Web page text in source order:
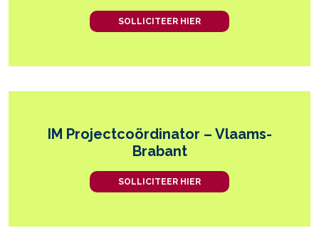
SOLLICITEER HIER
IM Projectcoördinator – Vlaams-
Brabant
SOLLICITEER HIER